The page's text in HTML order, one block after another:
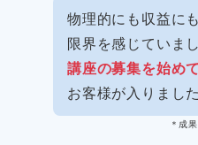
物理的にも収益にも
限界を感じていま
講座の募集を始め
お客様が入りました
＊成果を保証する